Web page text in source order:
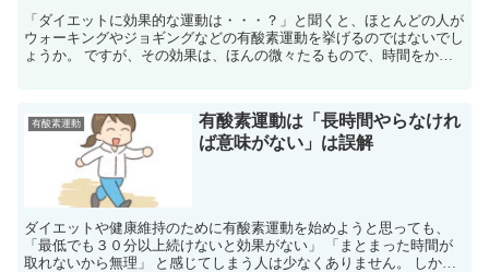
「ダイエットに効果的な運動は・・・？」と聞くと、ほとんどの人が
ウォーキングやジョギングなどの有酸素運動を挙げるのではないでし
ょうか。 ですが、その効果は、ほんの微々たるもので、時間をかけ
有酸素運動
有酸素運動は「長時間やらなけれ
ば意味がない」は誤解
ダイエットや健康維持のために有酸素運動を始めようと思っても、
「最低でも３０分以上続けないと効果がない」 「まとまった時間が
取れないから無理」 と感じてしまう人は少なくありません。 しかし